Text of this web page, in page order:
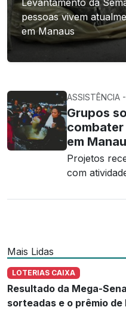
Levantamento da
pessoas vivem
em Manaus
ASSISTÊNCIA
Grupos
em
Projetos
com
Mais Lidas
LOTERIAS CAIXA
Resultado da Mega-
sorteadas e o prêmio de